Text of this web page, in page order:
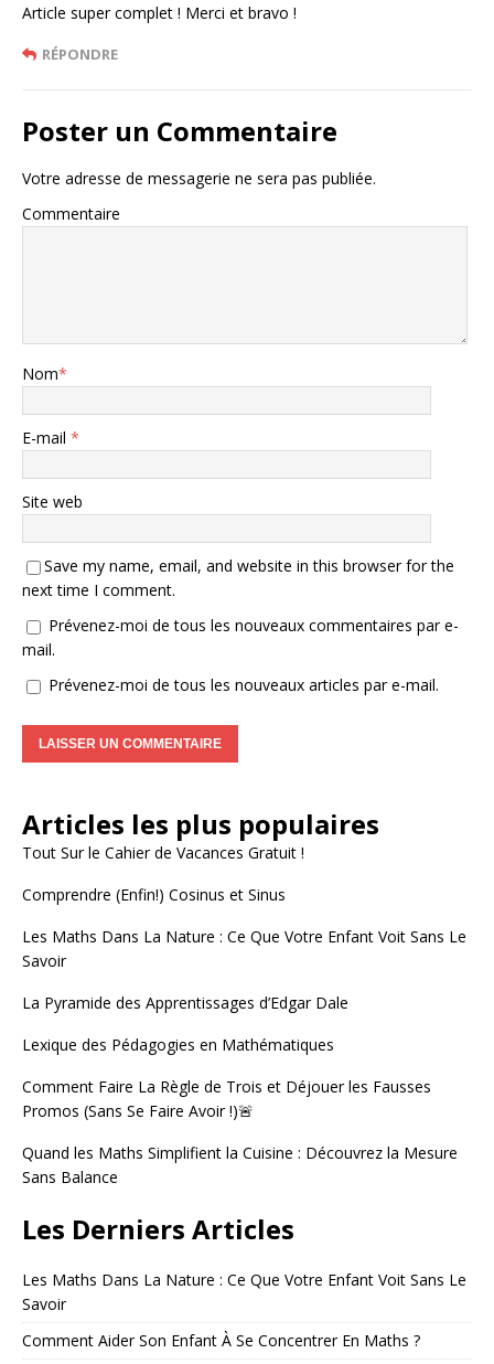
Article super complet ! Merci et bravo !
RÉPONDRE
Poster un Commentaire
Votre adresse de messagerie ne sera pas publiée.
Commentaire
Nom*
E-mail *
Site web
Save my name, email, and website in this browser for the
next time I comment.
Prévenez-moi de tous les nouveaux commentaires par e-
mail.
Prévenez-moi de tous les nouveaux articles par e-mail.
t
e
n
t
i
:
Articles les plus populaires
Tout Sur le Cahier de Vacances Gratuit !
Comprendre (Enfin!) Cosinus et Sinus
Les Maths Dans La Nature : Ce Que Votre Enfant Voit Sans Le
Savoir
La Pyramide des Apprentissages d’Edgar Dale
Lexique des Pédagogies en Mathématiques
Comment Faire La Règle de Trois et Déjouer les Fausses
Promos (Sans Se Faire Avoir !)🚨
Quand les Maths Simplifient la Cuisine : Découvrez la Mesure
Sans Balance
Les Derniers Articles
Les Maths Dans La Nature : Ce Que Votre Enfant Voit Sans Le
Savoir
Comment Aider Son Enfant À Se Concentrer En Maths ?